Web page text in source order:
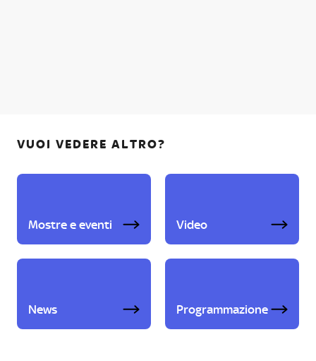
VUOI VEDERE ALTRO?
Mostre e eventi Video
News Programmazione